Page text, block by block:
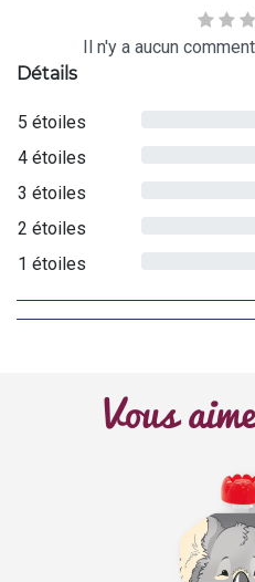
Il n'y a aucun
Détails
5 étoiles
4 étoiles
3 étoiles
2 étoiles
1 étoiles
Vous